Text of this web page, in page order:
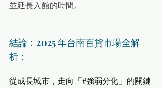
並延長入館的時間。
結論：2025 年台南百貨市場全解
析：
從成長城市，走向「#強弱分化」的關鍵